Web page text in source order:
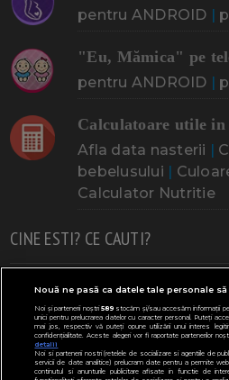
pentru ANDROID |
"Eu, Mămica" pe
pentru ANDROID |
Calculatoare utile in
Afla data nasterii |
bebelusului |
Calculator Nutritie
CINE ESTI? CE CAUTI?
Doresc un copil Adoptia
Urmeaza sa nasc Probleme
Bebe febra Caut bona Cresa,
Mergem la scoala Copil bolnav
Nouă ne pasă ca datele tale personale
Noi și partenerii noștri589stocăm și/sau accesăm informații
unici pentru prelucrarea datelor cu caracter personal. Puteți
mai jos, respectiv vă puteți opune utilizării unui interes
confidențialitate. Aceste alegeri vor fi raportate partenerilor
detalii
Noi si partenerii nostri (retelele de socializare si agentiile de
servicii de date analitice) prelucram date pentru a permite
continutul si anunturile publicitare afisate in functie de